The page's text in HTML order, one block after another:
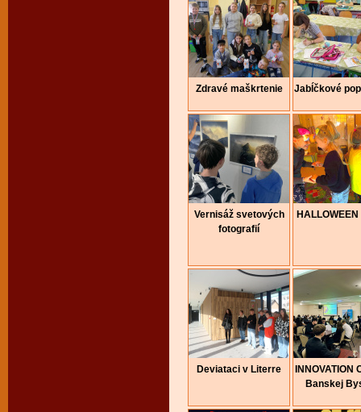
Zdravé maškrtenie Jabĺčkové
Vernisáž svetových
fotografií
Deviataci v Literre
INNOVATION
Banskej